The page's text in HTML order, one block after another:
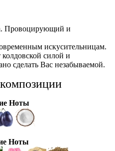
Провоцирующий и
искусительницам.
колдовской силой и
сделать Вас незабываемой.
Ноты
Ноты